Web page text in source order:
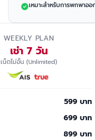
เหมาะสำหรับการพกพาอ
WEEKLY PLAN
เช่า 7 วัน
เน็ตไม่อั้น (Unlimited)
599 บาท
699 บาท
899 บาท